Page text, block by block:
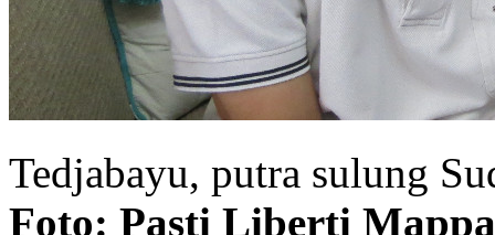
Tedjabayu, putra sulung
Foto: Pasti Liberti